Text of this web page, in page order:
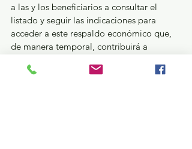
a las y los beneficiarios a consultar el
listado y seguir las indicaciones para
acceder a este respaldo económico que,
de manera temporal, contribuirá a
se incorporan nuevamente al mercado